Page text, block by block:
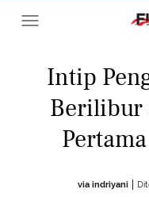
Intip
Berilibur
via indriyani